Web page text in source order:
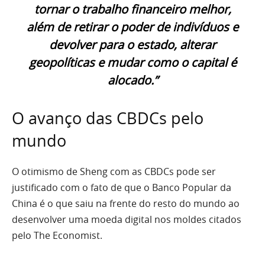
tornar o trabalho financeiro melhor,
além de retirar o poder de indivíduos e
devolver para o estado, alterar
geopolíticas e mudar como o capital é
alocado.”
O avanço das CBDCs pelo
mundo
O otimismo de Sheng com as CBDCs pode ser
justificado com o fato de que o Banco Popular da
China é o que saiu na frente do resto do mundo ao
desenvolver uma moeda digital nos moldes citados
pelo The Economist.